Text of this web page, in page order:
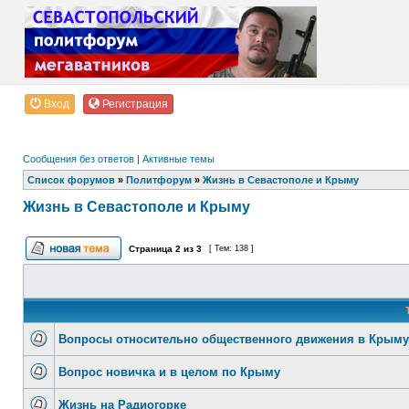
Вход Регистрация
Сообщения без ответов | Активные темы
Список форумов » Политфорум » Жизнь в Севастополе и Крыму
Жизнь в Севастополе и Крыму
Страница 2 из 3 [ Тем: 138 ]
Вопросы относительно общественного движения в Крыму
Вопрос новичка и в целом по Крыму
Жизнь на Радиогорке